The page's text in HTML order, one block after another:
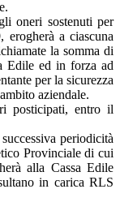
oneri sostenuti per
a ciascuna
la somma di
Edile ed in forza ad
per la sicurezza
aziendale.
posticipati, entro il
periodicità
Provinciale di cui
alla Cassa Edile
in carica RLS